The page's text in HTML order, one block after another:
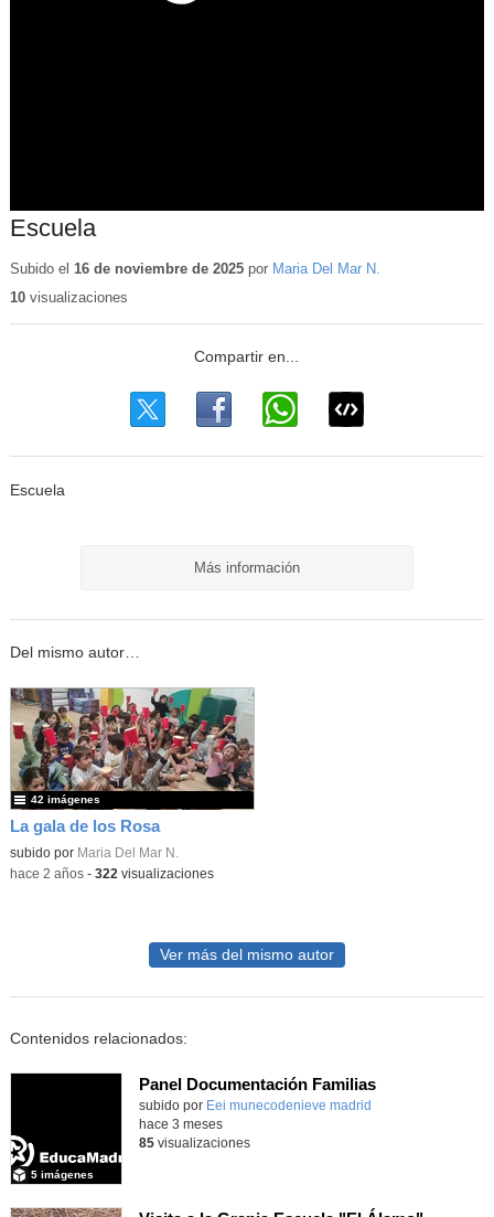
Escuela
Subido el 16 de noviembre de 2025por Maria Del Mar N.
10visualizaciones
Escuela
Más información
Del mismo autor…
La gala de los Rosa
subido por Maria Del Mar N.
42 imágenes
-hace 2 años- 322visualizaciones
Ver más del mismo autor
Contenidos relacionados:
Panel Documentación Familias
Contenido educativo.
subido por Eei munecodenieve madrid
5 imágenes
hace 3 meses
85visualizaciones